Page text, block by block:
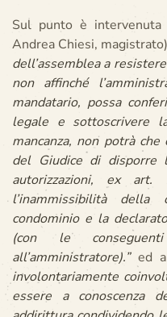
Sul punto è
Andrea Chiesi,
dell’assemblea a
non affinché
mandatario, possa
legale e sottoscrivere
mancanza, non potrà
del Giudice di disporre
autorizzazioni, ex
l’inammissibilità
condominio e la
(con le
all’amministratore).”ed
involontariamente
essere a conoscenza